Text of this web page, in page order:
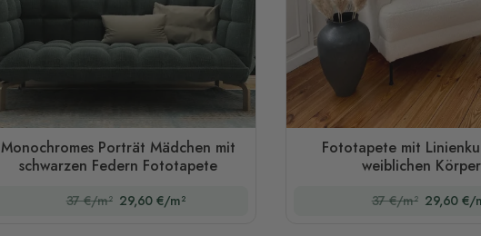
Monochromes Porträt Mädchen mit
schwarzen Federn Fototapete
37 €/m² 29,60 €/m²
Fototapete mit
weiblichen
37 €/m² 29,60 €/